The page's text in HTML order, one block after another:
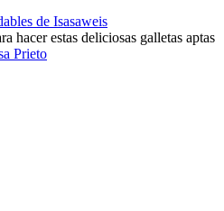
de Isasaweis
hacer estas deliciosas galletas aptas
Prieto